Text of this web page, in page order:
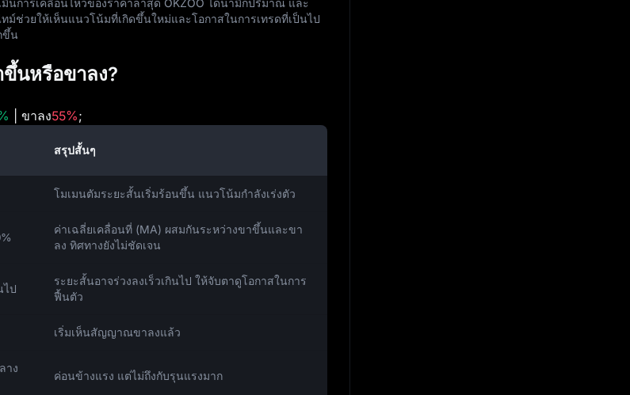
ช่วยให้เห็นแนวโน้มที่เกิดขึ้นใหม่และโอกาสในการเทรดที่เป็นไป
ขึ้น
นหรือขาลง?
| ขาลง55%;
สรุปสั้นๆ
โมเมนตัมระยะสั้นเริ่มร้อนขึ้น แนวโน้มกำลังเร่งตัว
ค่าเฉลี่ยเคลื่อนที่ (MA) ผสมกันระหว่างขาขึ้นและขา
ลง ทิศทางยังไม่ชัดเจน
ไป
ระยะสั้นอาจร่วงลงเร็วเกินไป ให้จับตาดูโอกาสในการ
ฟื้นตัว
เริ่มเห็นสัญญาณขาลงแล้ว
าง
ค่อนข้างแรง แต่ไม่ถึงกับรุนแรงมาก